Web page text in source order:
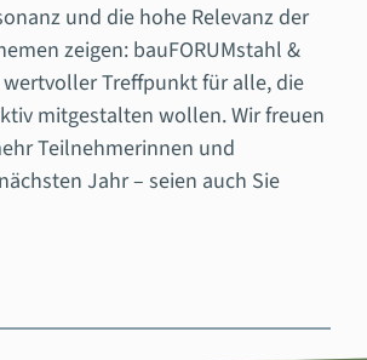
und die hohe Relevanz der
zeigen: bauFORUMstahl &
wertvoller Treffpunkt für alle, die
mitgestalten wollen. Wir freuen
Teilnehmerinnen und
Jahr – seien auch Sie